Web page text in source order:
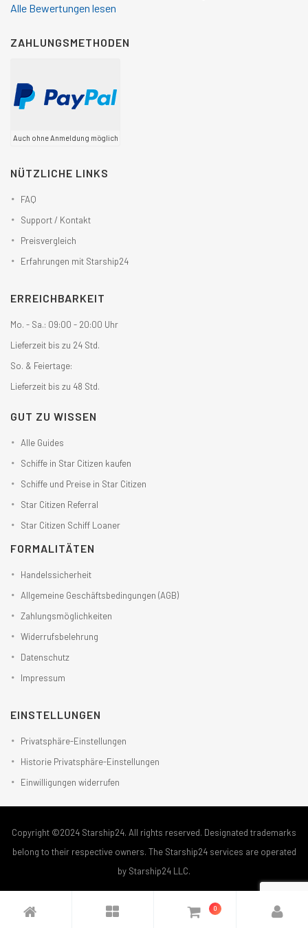
Alle Bewertungen lesen
ZAHLUNGSMETHODEN
Auch ohne Anmeldung möglich
NÜTZLICHE LINKS
FAQ
Support / Kontakt
Preisvergleich
Erfahrungen mit Starship24
ERREICHBARKEIT
Mo. - Sa.: 09:00 - 20:00 Uhr
Lieferzeit bis zu 24 Std.
So. & Feiertage:
Lieferzeit bis zu 48 Std.
GUT ZU WISSEN
Alle Guides
Schiffe in Star Citizen kaufen
Schiffe und Preise in Star Citizen
Star Citizen Referral
Star Citizen Schiff Loaner
FORMALITÄTEN
Handelssicherheit
Allgemeine Geschäftsbedingungen (AGB)
Zahlungsmöglichkeiten
Widerrufsbelehrung
Datenschutz
Impressum
EINSTELLUNGEN
Privatsphäre-Einstellungen
Historie Privatsphäre-Einstellungen
Einwilligungen widerrufen
Copyright ©2024 Starship24. All rights reserved. Designated trademarks
belong to their respective owners. The Starship24 services are operated
by Starship24 LLC.
0